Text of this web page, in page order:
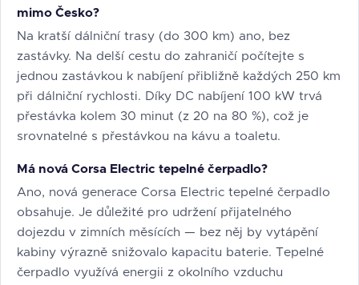
mimo Česko?
Na kratší dálniční trasy (do 300 km) ano, bez
zastávky. Na delší cestu do zahraničí počítejte s
jednou zastávkou k nabíjení přibližně každých 250 km
při dálniční rychlosti. Díky DC nabíjení 100 kW trvá
přestávka kolem 30 minut (z 20 na 80 %), což je
srovnatelné s přestávkou na kávu a toaletu.
Má nová Corsa Electric tepelné čerpadlo?
Ano, nová generace Corsa Electric tepelné čerpadlo
obsahuje. Je důležité pro udržení přijatelného
dojezdu v zimních měsících — bez něj by vytápění
kabiny výrazně snižovalo kapacitu baterie. Tepelné
čerpadlo využívá energii z okolního vzduchu